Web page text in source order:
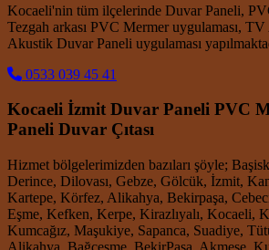
Kocaeli'nin tüm ilçelerinde Duvar Paneli,
Tezgah arkası PVC Mermer uygulaması,
Akustik Duvar Paneli uygulaması
0533 039 45 41
Kocaeli İzmit Duvar Paneli PVC
Paneli Duvar Çıtası
Hizmet bölgelerimizden bazıları şöyle;
Derince, Dilovası, Gebze, Gölcük, İzmit,
Kartepe, Körfez, Alikahya, Bekirpaşa,
Eşme, Kefken, Kerpe, Kirazlıyalı, Kocaeli,
Kumcağız, Maşukiye, Sapanca, Suadiye,
Alikahya, Bağçeşme, BekirPaşa, Akmeşe,